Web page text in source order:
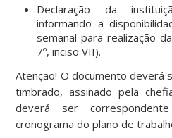
Declaração da
informando a
semanal para realização
7º, inciso VII).
Atenção! O documento deverá
timbrado, assinado pela
deverá ser
cronograma do plano de